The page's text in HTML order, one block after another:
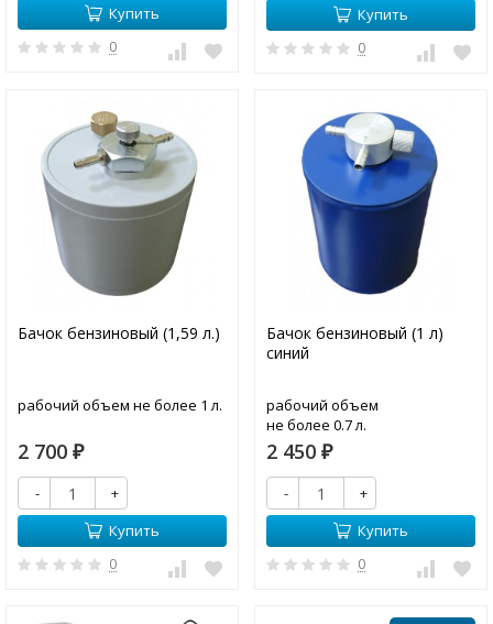
Купить
0
Купить
0
Бачок бензиновый (1,59 л.)
рабочий объем не более 1 л.
2 700 ₽
-
+
Купить
0
Бачок бензиновый (1 л)
синий
рабочий объем
не более 0.7 л.
2 450 ₽
-
+
Купить
0